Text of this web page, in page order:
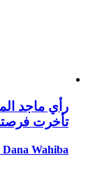
رأي ماجد
تأخرت
Dana Wahiba